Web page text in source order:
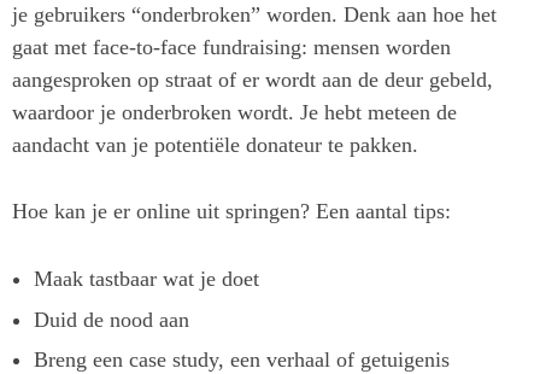
je gebruikers “onderbroken” worden. Denk aan hoe het
gaat met face-to-face fundraising: mensen worden
aangesproken op straat of er wordt aan de deur gebeld,
waardoor je onderbroken wordt. Je hebt meteen de
aandacht van je potentiële donateur te pakken.
Hoe kan je er online uit springen? Een aantal tips:
Maak tastbaar wat je doet
Duid de nood aan
Breng een case study, een verhaal of getuigenis